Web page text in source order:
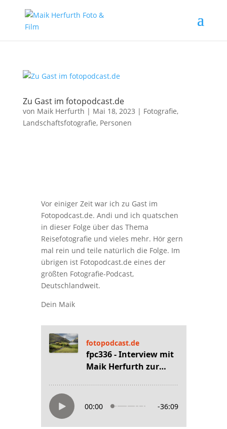
Zu Gast im fotopodcast.de
von Maik Herfurth | Mai 18, 2023 | Fotografie,
Landschaftsfotografie, Personen
Vor einiger Zeit war ich zu Gast im
Fotopodcast.de. Andi und ich quatschen
in dieser Folge über das Thema
Reisefotografie und vieles mehr. Hör gern
mal rein und teile natürlich die Folge. Im
übrigen ist Fotopodcast.de eines der
größten Fotografie-Podcast,
Deutschlandweit.
Dein Maik